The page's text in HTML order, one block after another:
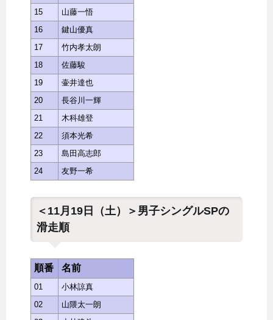
15
山藤一悟
16
鍵山優真
17
竹内孝太朗
18
佐藤駿
19
壷井達也
20
長谷川一輝
21
木科雄登
22
須本光希
23
島田高志郎
24
友野一希
＜11月19日（土）＞男子シングルSPの
滑走順
順番 名前
01
小林諒真
02
山隈太一朗